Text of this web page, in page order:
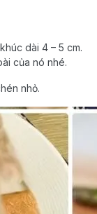
dài 4 – 5 cm.
của nó nhé.
nhỏ.